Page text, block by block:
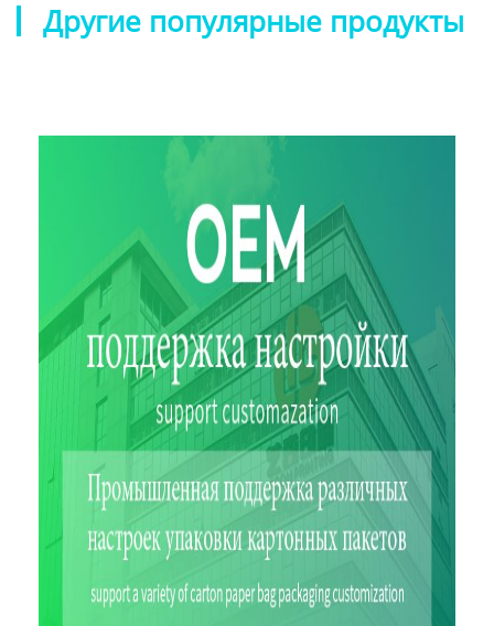
Другие популярные продукты